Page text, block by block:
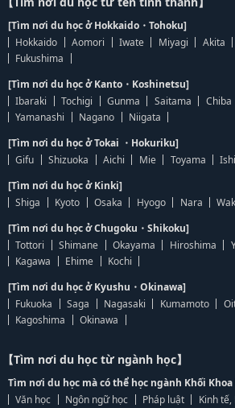
[Tìm nơi du học ở Hokkaido・Tohoku]
Hokkaido
Aomori Iwate Miyagi Akita
Fukushima
[Tìm nơi du học ở Kanto・Koshinetsu]
Ibaraki
Tochigi Gunma Saitama Chiba
Yamanashi
Nagano
Niigata
[Tìm nơi du học ở Tokai ・Hokuriku]
Gifu
Shizuoka Aichi Mie Toyama
[Tìm nơi du học ở Kinki]
Shiga
Kyoto Osaka Hyogo Nara
[Tìm nơi du học ở Chugoku・Shikoku]
Tottori
Shimane Okayama Hiroshima
Kagawa
Ehime
Kochi
[Tìm nơi du học ở Kyushu・Okinawa]
Fukuoka
Saga Nagasaki Kumamoto
Kagoshima
Okinawa
【Tìm nơi du học từ ngành học】
Tìm nơi du học mà có thể học ngành Khối Khoa
Văn học
Ngôn ngữ học Pháp luật
Kinh